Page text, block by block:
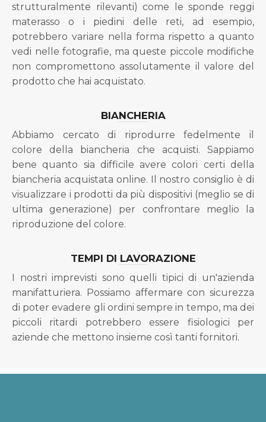
strutturalmente rilevanti) come le sponde reggi
materasso o i piedini delle reti, ad esempio,
potrebbero variare nella forma rispetto a quanto
vedi nelle fotografie, ma queste piccole modifiche
non compromettono assolutamente il valore del
prodotto che hai acquistato.
BIANCHERIA
Abbiamo cercato di riprodurre fedelmente il
colore della biancheria che acquisti. Sappiamo
bene quanto sia difficile avere colori certi della
biancheria acquistata online. Il nostro consiglio è di
visualizzare i prodotti da più dispositivi (meglio se di
ultima generazione) per confrontare meglio la
riproduzione del colore.
TEMPI DI LAVORAZIONE
I nostri imprevisti sono quelli tipici di un'azienda
manifatturiera. Possiamo affermare con sicurezza
di poter evadere gli ordini sempre in tempo, ma dei
piccoli ritardi potrebbero essere fisiologici per
aziende che mettono insieme così tanti fornitori.